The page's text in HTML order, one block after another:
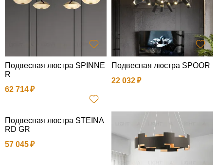
Подвесная люстра SPINNE
R
62 714
Подвесная люстра SPOOR
22 032
Подвесная люстра STEINA
RD GR
57 045